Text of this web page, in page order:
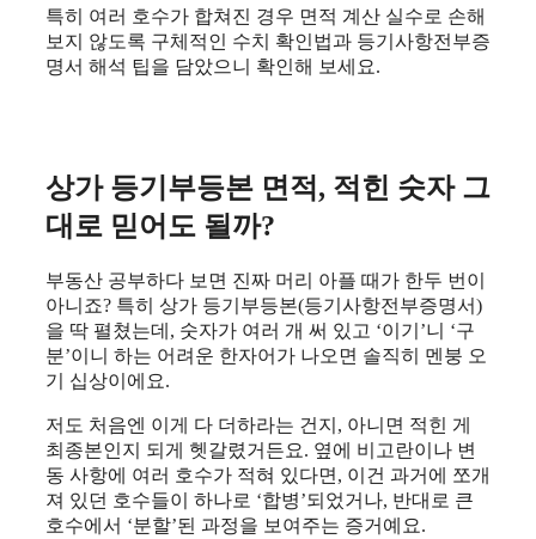
특히 여러 호수가 합쳐진 경우 면적 계산 실수로 손해
보지 않도록 구체적인 수치 확인법과 등기사항전부증
명서 해석 팁을 담았으니 확인해 보세요.
상가 등기부등본 면적, 적힌 숫자 그
대로 믿어도 될까?
부동산 공부하다 보면 진짜 머리 아플 때가 한두 번이
아니죠? 특히 상가 등기부등본(등기사항전부증명서)
을 딱 펼쳤는데, 숫자가 여러 개 써 있고 ‘이기’니 ‘구
분’이니 하는 어려운 한자어가 나오면 솔직히 멘붕 오
기 십상이에요.
저도 처음엔 이게 다 더하라는 건지, 아니면 적힌 게
최종본인지 되게 헷갈렸거든요. 옆에 비고란이나 변
동 사항에 여러 호수가 적혀 있다면, 이건 과거에 쪼개
져 있던 호수들이 하나로 ‘합병’되었거나, 반대로 큰
호수에서 ‘분할’된 과정을 보여주는 증거예요.